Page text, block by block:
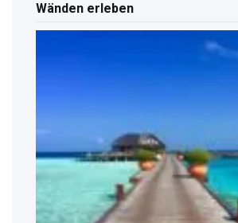
Wänden erleben